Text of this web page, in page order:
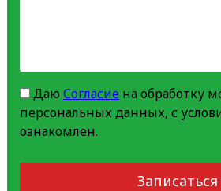
Даю Согласиена обработку
персональных данных, с
ознакомлен.
Записаться